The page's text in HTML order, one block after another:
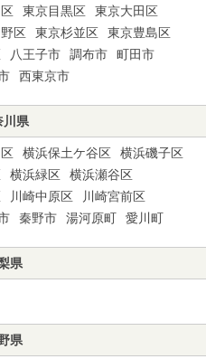
東京目黒区
東京大田区
区 東京杉並区
東京豊島区
八王子市 調布市
町田市
西東京市
川県
横浜保土ケ谷区
横浜磯子区
横浜緑区
横浜瀬谷区
川崎中原区
川崎宮前区
秦野市 湯河原町 愛川町
県
県